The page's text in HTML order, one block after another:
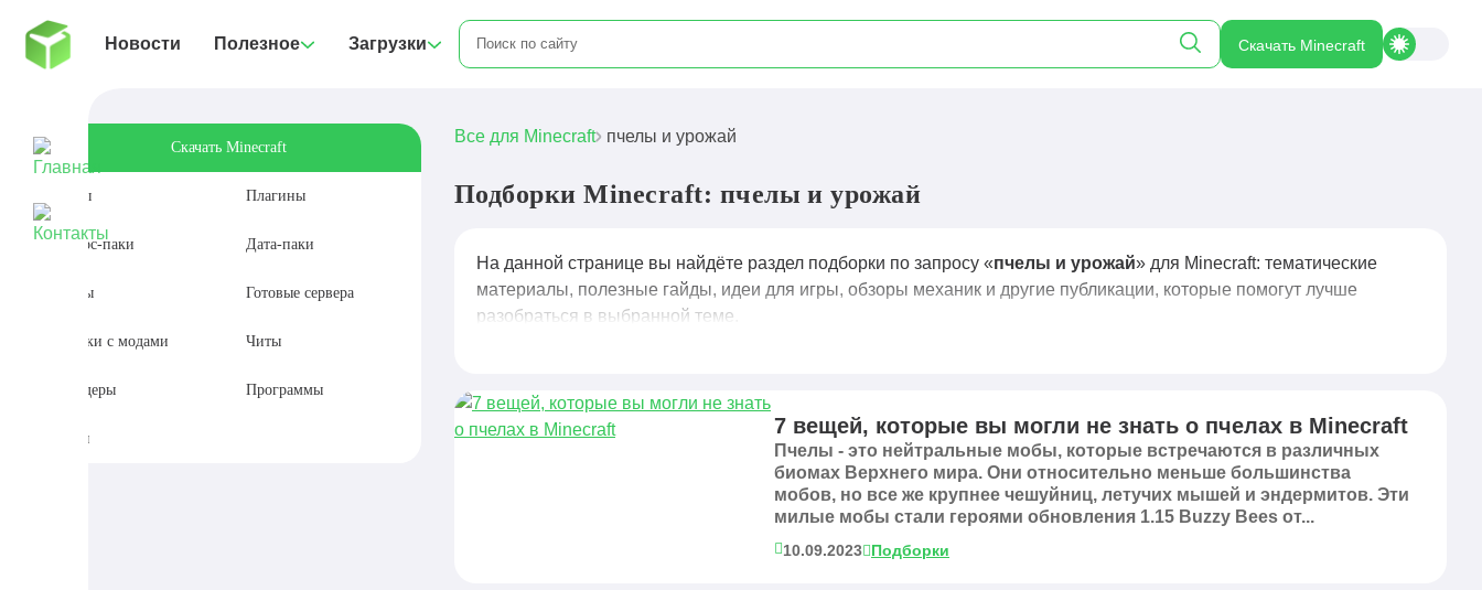
Новости Полезное Загрузки Скачать Minecraft
Скачать Minecraft
Моды Плагины
Ресурс-паки Дата-паки
Карты Готовые сервера
Сборки с модами Читы
Шейдеры Программы
Сиды
Все для Minecraft пчелы и урожай
Подборки Minecraft: пчелы и урожай
На данной странице вы найдёте раздел подборки по запросу «пчелы и урожай» для Minecraft: тематические
материалы, полезные гайды, идеи для игры, обзоры механик и другие публикации, которые помогут лучше
разобраться в выбранной теме.
7 вещей, которые вы могли не знать о пчелах в Minecraft
Пчелы - это нейтральные мобы, которые встречаются в различных
биомах Верхнего мира. Они относительно меньше большинства
мобов, но все же крупнее чешуйниц, летучих мышей и эндермитов. Эти
милые мобы стали героями обновления 1.15 Buzzy Bees от...
10.09.2023 Подборки